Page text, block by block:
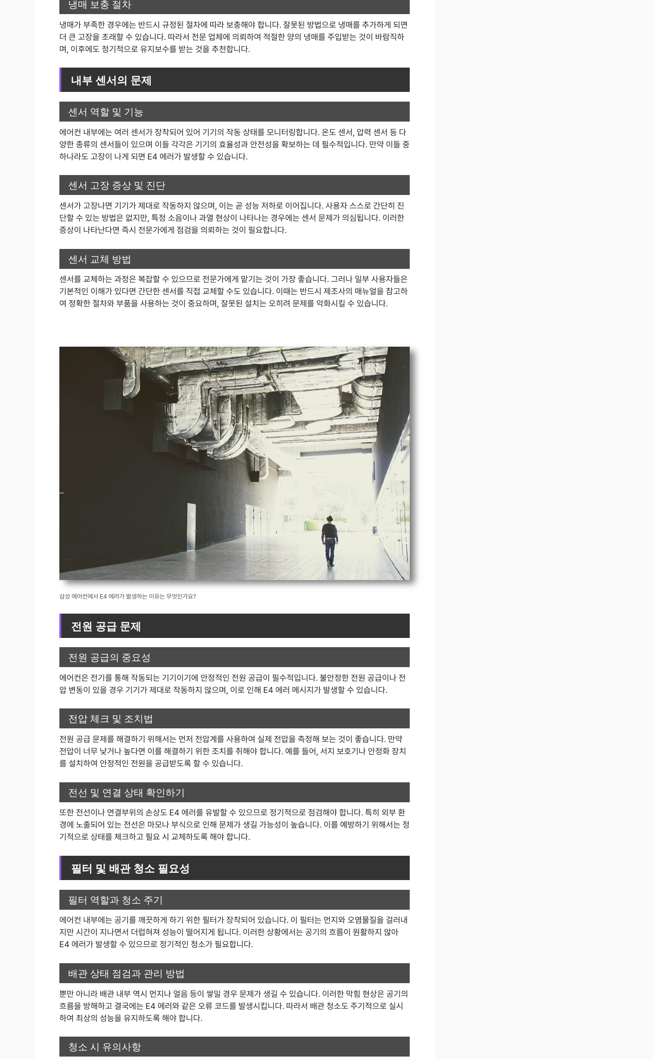
냉매 보충 절차
냉매가 부족한 경우에는 반드시 규정된 절차에 따라 보충해야 합니다. 잘못된 방법으로 냉매를 추가하게 되면
더 큰 고장을 초래할 수 있습니다. 따라서 전문 업체에 의뢰하여 적절한 양의 냉매를 주입받는 것이 바람직하
며, 이후에도 정기적으로 유지보수를 받는 것을 추천합니다.
내부 센서의 문제
센서 역할 및 기능
에어컨 내부에는 여러 센서가 장착되어 있어 기기의 작동 상태를 모니터링합니다. 온도 센서, 압력 센서 등 다
양한 종류의 센서들이 있으며 이들 각각은 기기의 효율성과 안전성을 확보하는 데 필수적입니다. 만약 이들 중
하나라도 고장이 나게 되면 E4 에러가 발생할 수 있습니다.
센서 고장 증상 및 진단
센서가 고장나면 기기가 제대로 작동하지 않으며, 이는 곧 성능 저하로 이어집니다. 사용자 스스로 간단히 진
단할 수 있는 방법은 없지만, 특정 소음이나 과열 현상이 나타나는 경우에는 센서 문제가 의심됩니다. 이러한
증상이 나타난다면 즉시 전문가에게 점검을 의뢰하는 것이 필요합니다.
센서 교체 방법
센서를 교체하는 과정은 복잡할 수 있으므로 전문가에게 맡기는 것이 가장 좋습니다. 그러나 일부 사용자들은
기본적인 이해가 있다면 간단한 센서를 직접 교체할 수도 있습니다. 이때는 반드시 제조사의 매뉴얼을 참고하
여 정확한 절차와 부품을 사용하는 것이 중요하며, 잘못된 설치는 오히려 문제를 악화시킬 수 있습니다.
삼성 에어컨에서 E4 에러가 발생하는 이유는 무엇인가요?
전원 공급 문제
전원 공급의 중요성
에어컨은 전기를 통해 작동되는 기기이기에 안정적인 전원 공급이 필수적입니다. 불안정한 전원 공급이나 전
압 변동이 있을 경우 기기가 제대로 작동하지 않으며, 이로 인해 E4 에러 메시지가 발생할 수 있습니다.
전압 체크 및 조치법
전원 공급 문제를 해결하기 위해서는 먼저 전압계를 사용하여 실제 전압을 측정해 보는 것이 좋습니다. 만약
전압이 너무 낮거나 높다면 이를 해결하기 위한 조치를 취해야 합니다. 예를 들어, 서지 보호기나 안정화 장치
를 설치하여 안정적인 전원을 공급받도록 할 수 있습니다.
전선 및 연결 상태 확인하기
또한 전선이나 연결부위의 손상도 E4 에러를 유발할 수 있으므로 정기적으로 점검해야 합니다. 특히 외부 환
경에 노출되어 있는 전선은 마모나 부식으로 인해 문제가 생길 가능성이 높습니다. 이를 예방하기 위해서는 정
기적으로 상태를 체크하고 필요 시 교체하도록 해야 합니다.
필터 및 배관 청소 필요성
필터 역할과 청소 주기
에어컨 내부에는 공기를 깨끗하게 하기 위한 필터가 장착되어 있습니다. 이 필터는 먼지와 오염물질을 걸러내
지만 시간이 지나면서 더럽혀져 성능이 떨어지게 됩니다. 이러한 상황에서는 공기의 흐름이 원활하지 않아
E4 에러가 발생할 수 있으므로 정기적인 청소가 필요합니다.
배관 상태 점검과 관리 방법
뿐만 아니라 배관 내부 역시 먼지나 얼음 등이 쌓일 경우 문제가 생길 수 있습니다. 이러한 막힘 현상은 공기의
흐름을 방해하고 결국에는 E4 에러와 같은 오류 코드를 발생시킵니다. 따라서 배관 청소도 주기적으로 실시
하여 최상의 성능을 유지하도록 해야 합니다.
청소 시 유의사항